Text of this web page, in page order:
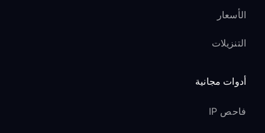
الأسعار
التنزيلات
أدوات مجانية
فاحص IP